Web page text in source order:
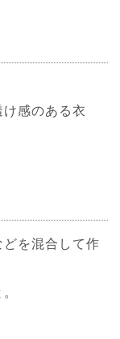
感のある衣
を混合して作